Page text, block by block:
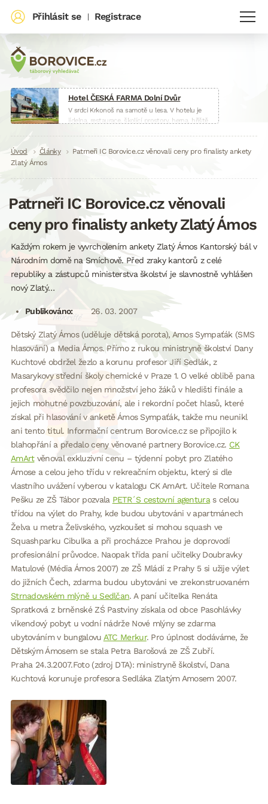
Hotel ČESKÁ FARMA Dolní Dvůr
V srdci Krkonoš na samotě u lesa. V hotelu je
jídelna, restaurace, školící prostory, herna, hřiště
Přihlásit se | Registrace
Drobečková
navigace
Úvod Články
Patrneři IC Borovice.cz věnovali ceny pro finalisty ankety
Zlatý Ámos
Patrneři IC Borovice.cz věnovali
ceny pro finalisty ankety Zlatý Ámos
Každým rokem je vyvrcholením ankety Zlatý Ámos Kantorský bál v
Národním domě na Smíchově. Před zraky kantorů z celé
republiky a zástupců ministerstva školství je slavnostně vyhlášen
nový Zlatý…
Publikováno: 26. 03. 2007
Dětský Zlatý Ámos (uděluje dětská porota), Amos Sympaťák (SMS
hlasování) a Media Ámos. Přímo z rukou ministryně školství Dany
Kuchtové obdržel žezlo a korunu profesor Jiří Sedlák, z
Masarykovy střední školy chemické v Praze 1. O velké oblibě pana
profesora svědčilo nejen množství jeho žáků v hledišti finále a
jejich mohutné povzbuzování, ale i rekordní počet hlasů, které
získal při hlasování v anketě Ámos Sympaťák, takže mu neunikl
ani tento titul. Informační centrum Borovice.cz se připojilo k
blahopřání a předalo ceny věnované partnery Borovice.cz. CK
AmArtvěnoval exkluzivní cenu – týdenní pobyt pro Zlatého
Ámose a celou jeho třídu v rekreačním objektu, který si dle
vlastního uvážení vyberou v katalogu CK AmArt. Učitele Romana
Pešku ze ZŠ Tábor pozvala PETR´S cestovní agenturas celou
třídou na výlet do Prahy, kde budou ubytováni v apartmánech
Želva u metra Želivského, vyzkoušet si mohou squash ve
Squashparku Cibulka a při procházce Prahou je doprovodí
profesionální průvodce. Naopak třída paní učitelky Doubravky
Matulové (Média Ámos 2007) ze ZŠ Mládí z Prahy 5 si užije výlet
do jižních Čech, zdarma budou ubytováni ve zrekonstruovaném
Strnadovském mlýně u Sedlčan. A paní učitelka Renáta
Spratková z brněnské ZŚ Pastviny získala od obce Pasohlávky
víkendový pobyt u vodní nádrže Nové mlýny se zdarma
ubytováním v bungalovu ATC Merkur. Pro úplnost dodáváme, že
Dětským Ámosem se stala Petra Barošová ze ZŠ Zubří.
Praha 24.3.2007.Foto (zdroj DTA): ministryně školství, Dana
Kuchtová korunuje profesora Sedláka Zlatým Amosem 2007.